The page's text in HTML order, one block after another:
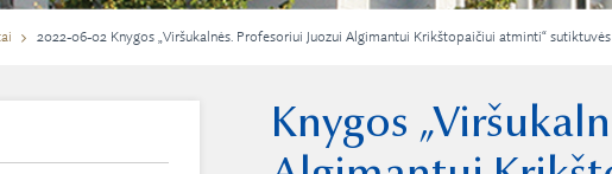
2022-06-02 Knygos „Viršukalnės. Profesoriui Juozui Algimantui Krikštopaičiui atminti“ sutiktuvės
Knygos